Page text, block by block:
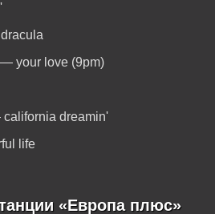
your love (9pm)
dreamin'
life
«Европа плюс»